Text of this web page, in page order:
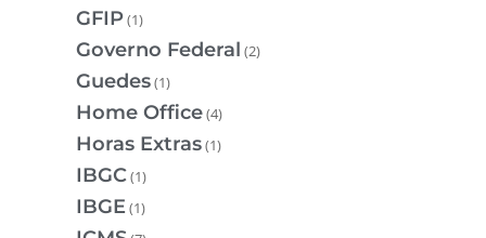
GFIP(1)
Governo Federal (2)
Guedes(1)
Home Office(4)
Horas Extras(1)
IBGC(1)
IBGE(1)